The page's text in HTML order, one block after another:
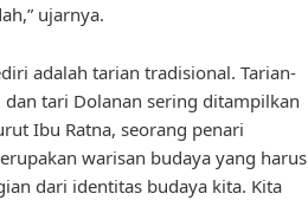
ujarnya.
adalah tarian tradisional. Tarian-
tari Dolanan sering ditampilkan
Ibu Ratna, seorang penari
warisan budaya yang harus
dari identitas budaya kita. Kita